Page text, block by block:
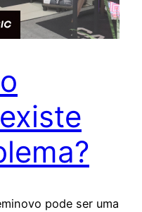
pode ser uma